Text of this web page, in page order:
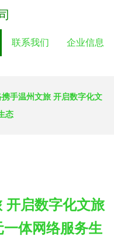
联系我们 企业信息
携手温州文旅 开启数字化文
态
开启数字化文旅
体网络服务生